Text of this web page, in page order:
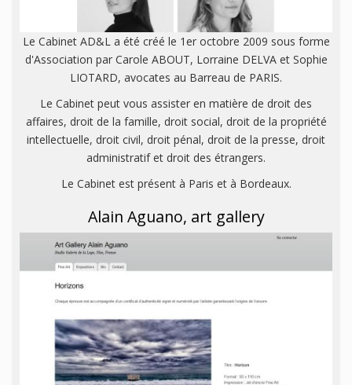
Le Cabinet AD&L a été créé le 1er octobre 2009 sous forme
d'Association par Carole ABOUT, Lorraine DELVA et Sophie
LIOTARD, avocates au Barreau de PARIS.
Le Cabinet peut vous assister en matière de droit des
affaires, droit de la famille, droit social, droit de la propriété
intellectuelle, droit civil, droit pénal, droit de la presse, droit
administratif et droit des étrangers.
Le Cabinet est présent à Paris et à Bordeaux.
Alain Aguano, art gallery